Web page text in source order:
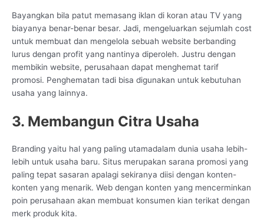
Bayangkan bila patut memasang iklan di koran atau TV yang
biayanya benar-benar besar. Jadi, mengeluarkan sejumlah cost
untuk membuat dan mengelola sebuah website berbanding
lurus dengan profit yang nantinya diperoleh. Justru dengan
membikin website, perusahaan dapat menghemat tarif
promosi. Penghematan tadi bisa digunakan untuk kebutuhan
usaha yang lainnya.
3. Membangun Citra Usaha
Branding yaitu hal yang paling utamadalam dunia usaha lebih-
lebih untuk usaha baru. Situs merupakan sarana promosi yang
paling tepat sasaran apalagi sekiranya diisi dengan konten-
konten yang menarik. Web dengan konten yang mencerminkan
poin perusahaan akan membuat konsumen kian terikat dengan
merk produk kita.